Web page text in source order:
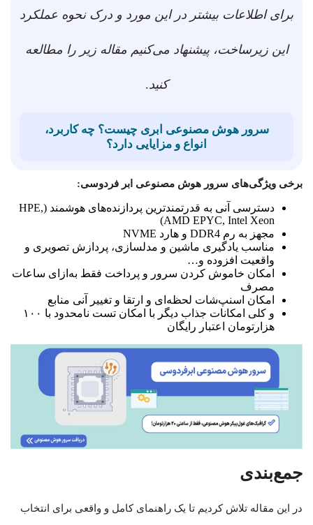
برای اطلاعات بیشتر در این مورد و درک نحوه عملکرد
این زیرساخت، پیشنهاد می‌کنیم مقاله زیر را مطالعه
کنید.
سرور هوش مصنوعی ابری چیست؟ چه کاربرد،
انواع و مزایایی دارد؟
برخی ویژگی‌های سرور هوش مصنوعی ابر فردوسی:
دسترسی آنی به قدرتمندترین پردازنده‌های هوشمند (HPE,
AMD EPYC, Intel Xeon)
مجهز به رم DDR4 و هارد NVME
مناسب یادگیری ماشین و مدلسازی، پردازش تصویری و
واقعیت افزوده و…
امکان خاموش کردن سرور و پرداخت فقط به‌ازای ساعات
مصرف
امکان اسنپ‌شات لحظه‌ای و ارتقا و تغییر آنی منابع
و کلی امکانات جذاب دیگر با امکان تست نامحدود با ۱۰۰
هزارتومان اعتبار رایگان
جمع‌بندی
در این مقاله تلاش کردیم تا یک راهنمای کامل و واقعی برای انتخاب